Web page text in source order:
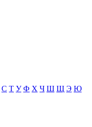
С Т У Ф Х Ч Ш Щ Э Ю